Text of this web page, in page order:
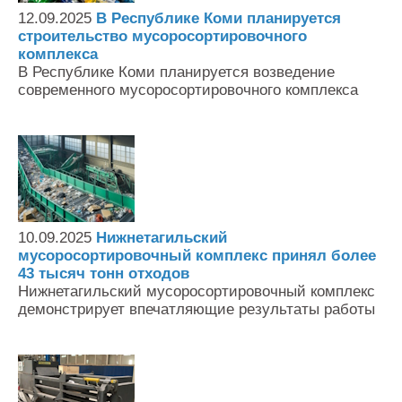
12.09.2025 В Республике Коми планируется
строительство мусоросортировочного
комплекса
В Республике Коми планируется возведение
современного мусоросортировочного комплекса
10.09.2025 Нижнетагильский
мусоросортировочный комплекс принял более
43 тысяч тонн отходов
Нижнетагильский мусоросортировочный комплекс
демонстрирует впечатляющие результаты работы